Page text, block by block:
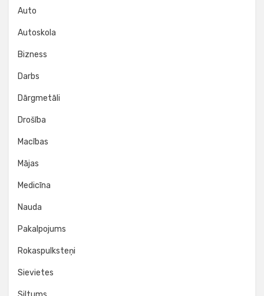
Auto
Autoskola
Bizness
Darbs
Dārgmetāli
Drošība
Macības
Mājas
Medicīna
Nauda
Pakalpojums
Rokaspulksteņi
Sievietes